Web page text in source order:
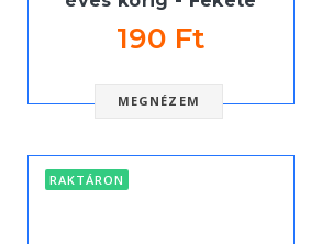
190 Ft
MEGNÉZEM
RAKTÁRON